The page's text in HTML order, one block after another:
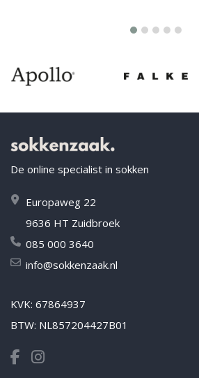
De online specialist in sokken
Europaweg 22
9636 HT Zuidbroek
085 000 3640
info@sokkenzaak.nl
KVK: 67864937
BTW: NL857204427B01